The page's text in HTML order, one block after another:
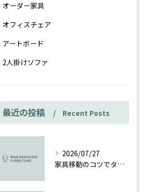
オーダー家具
オフィスチェア
アートボード
2人掛けソファ
最近の投稿 Recent Posts
2026/07/27
家具移動のコツでタンスも楽々一人で安全に動かす方法ガイド